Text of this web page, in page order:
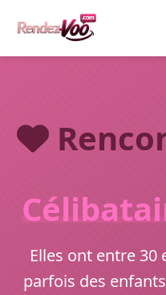
Elles ont entre 30
parfois des